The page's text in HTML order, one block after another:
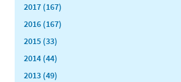
2017 (167)
2016 (167)
2015 (33)
2014 (44)
2013 (49)